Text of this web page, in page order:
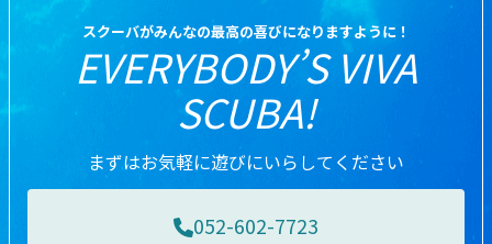
スクーバがみんなの最高の喜びになりますように！
EVERYBODY’S VIVA
SCUBA!
まずはお気軽に遊びにいらしてください
052-602-7723